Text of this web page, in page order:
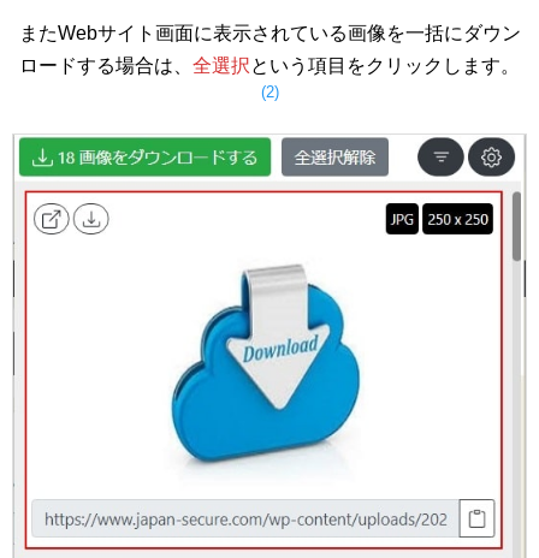
またWebサイト画面に表示されている画像を一括にダウン
ロードする場合は、 全選択という項目をクリックします。
(2)